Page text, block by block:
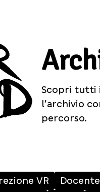
Scopri tutti
l’archivio
percorso.
VR Docente